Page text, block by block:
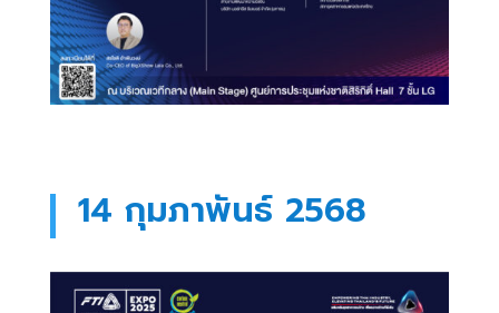
14 กุมภาพันธ์ 2568